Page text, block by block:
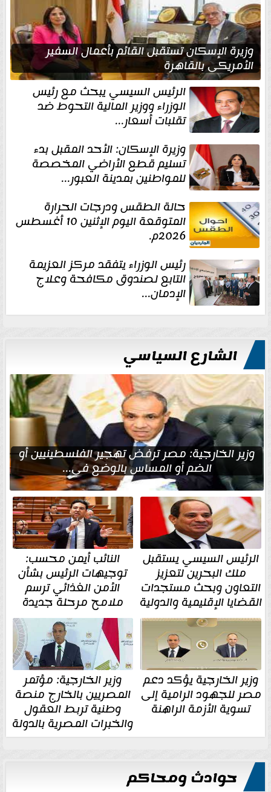
وزيرة الإسكان تستقبل القائم بأعمال السفير
الأمريكي بالقاهرة
الرئيس السيسي يبحث مع رئيس
الوزراء ووزير المالية التحوط ضد
تقلبات أسعار...
وزيرة الإسكان: الأحد المقبل بدء
تسليم قطع الأراضي المخصصة
للمواطنين بمدينة العبور...
حالة الطقس ودرجات الحرارة
المتوقعة اليوم الإثنين 10 أغسطس
2026م.
رئيس الوزراء يتفقد مركز العزيمة
التابع لصندوق مكافحة وعلاج
الإدمان...
الشارع السياسي
وزير الخارجية: مصر ترفض تهجير الفلسطينيين أو
الضم أو المساس بالوضع في...
الرئيس السيسي يستقبل
ملك البحرين لتعزيز
التعاون وبحث مستجدات
القضايا الإقليمية والدولية
النائب أيمن محسب:
توجيهات الرئيس بشأن
الأمن الغذائي ترسم
ملامح مرحلة جديدة
وزير الخارجية يؤكد دعم
مصر للجهود الرامية إلى
تسوية الأزمة الراهنة
وزير الخارجية: مؤتمر
المصريين بالخارج منصة
وطنية تربط العقول
والخبرات المصرية بالدولة
حوادث ومحاكم